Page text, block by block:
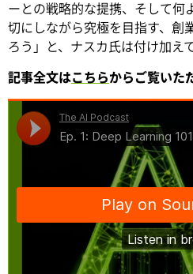
ーとの戦略的な提携、そして何
切にしながら究極を目指す、創
ろう」と、ナスカ氏は付け加えて
記事全文はこちらからご覧いた